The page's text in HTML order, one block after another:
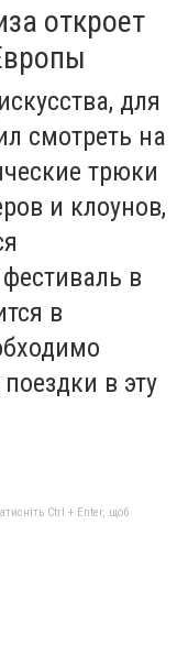
откроет
для
смотреть на
трюки
и клоунов,
в
в
в эту
Ctrl + Enter, щоб